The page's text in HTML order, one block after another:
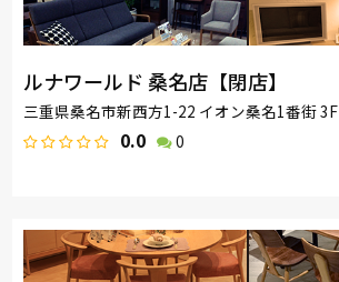
ルナワールド 桑名店【閉店】
三重県桑名市新西方1-22 イオン桑名1番街 3F
0.0 0